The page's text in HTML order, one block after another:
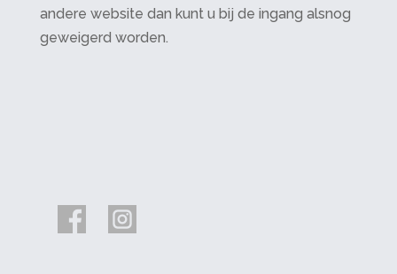
andere website dan kunt u bij de ingang alsnog
geweigerd worden.